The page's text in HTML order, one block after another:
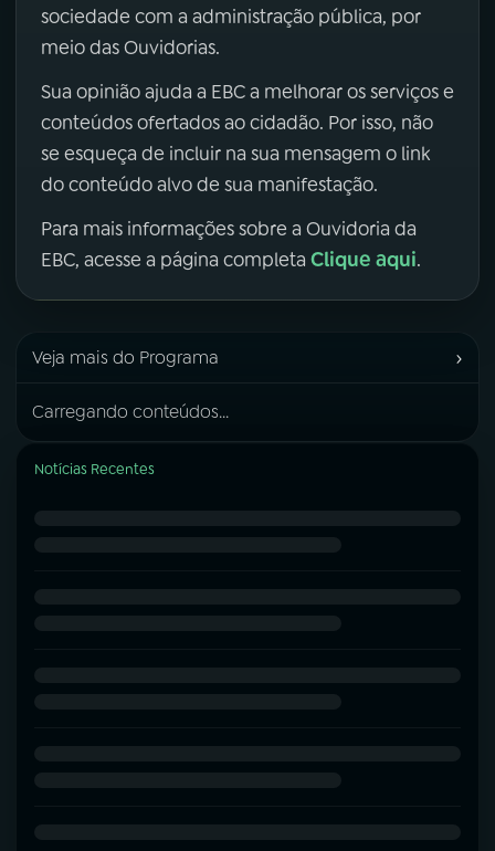
sociedade com a administração pública, por
meio das Ouvidorias.
Sua opinião ajuda a EBC a melhorar os serviços e
conteúdos ofertados ao cidadão. Por isso, não
se esqueça de incluir na sua mensagem o link
do conteúdo alvo de sua manifestação.
Para mais informações sobre a Ouvidoria da
EBC, acesse a página completa Clique aqui.
Veja mais do Programa ›
Carregando conteúdos...
Notícias Recentes